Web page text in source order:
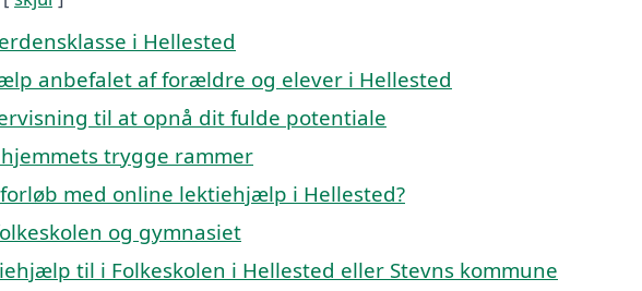
i Hellested
anbefalet af forældre og elever i Hellested
til at opnå dit fulde potentiale
trygge rammer
med online lektiehjælp i Hellested?
og gymnasiet
til i Folkeskolen i Hellested eller Stevns kommune